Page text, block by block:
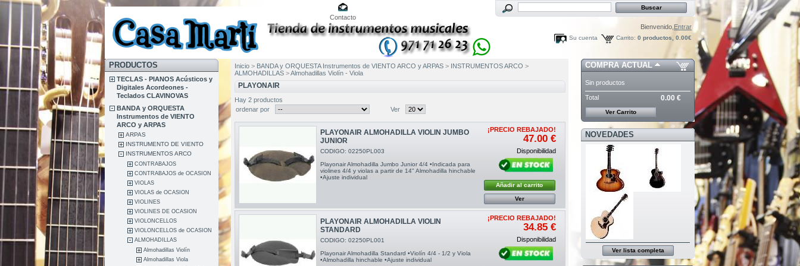
Contacto
Bienvenido, Entrar
Carrito: 0 productos, 0.00€
Su cuenta
PRODUCTOS
TECLAS - PIANOS Acústicos y
Digitales Acordeones -
Teclados CLAVINOVAS
BANDA y ORQUESTA
Instrumentos de VIENTO
ARCO y ARPAS
ARPAS
INSTRUMENTO DE VIENTO
INSTRUMENTOS ARCO
CONTRABAJOS
CONTRABAJOS de OCASION
VIOLAS
VIOLAS de OCASION
VIOLINES
VIOLINES DE OCASION
VIOLONCELLOS
VIOLONCELLOS de OCASION
ALMOHADILLAS
Almohadillas Violín
Almohadillas Viola
Inicio > BANDA y ORQUESTA Instrumentos de VIENTO ARCO y ARPAS > INSTRUMENTOS ARCO >
ALMOHADILLAS >Almohadillas Violín - Viola
PLAYONAIR
Hay 2 productos
ordenar por
Ver
PLAYONAIR ALMOHADILLA VIOLIN JUMBO
JUNIOR
CODIGO: 02250PL003
Playonair Almohadilla Jumbo Junior 4/4 •Indicada para
violines 4/4 y violas a partir de 14" Almohadilla hinchable
•Ajuste individual
¡PRECIO REBAJADO!
47.00 €
Disponibilidad
Añadir al carrito
Ver
PLAYONAIR ALMOHADILLA VIOLIN
STANDARD
CODIGO: 02250PL001
Playonair Almohadilla Standard •Violín 4/4 - 1/2 y Viola
•Almohadilla hinchable •Ajuste individual
¡PRECIO REBAJADO!
34.85 €
Disponibilidad
COMPRA ACTUAL
Sin productos
Total 0.00 €
Ver Carrito
NOVEDADES
Ver lista completa